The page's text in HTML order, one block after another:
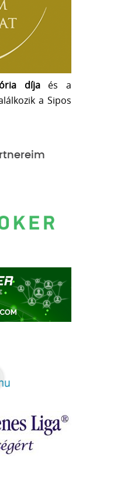
díjaés a
a Sipos